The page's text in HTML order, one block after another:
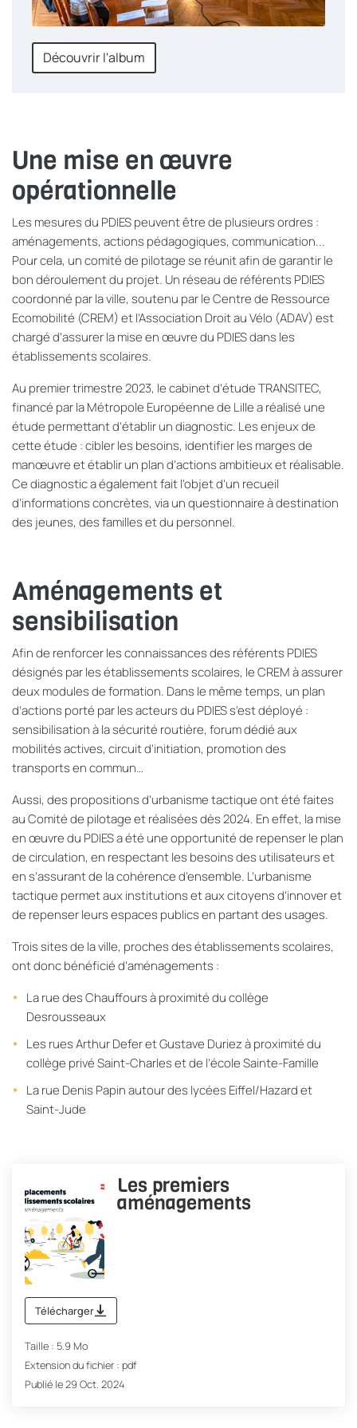
Découvrir l'album
Une mise en œuvre
opérationnelle
Les mesures du PDIES peuvent être de plusieurs ordres :
aménagements, actions pédagogiques, communication...
Pour cela, un comité de pilotage se réunit afinde garantir le
bon déroulement du projet. Un réseau de référentsPDIES
coordonné par la ville, soutenu par leCentre de Ressource
Ecomobilité (CREM)et l’Association Droit au Vélo (ADAV)est
chargé d’assurerla mise en œuvredu PDIESdans les
établissements scolaires.
Au premier trimestre 2023, le cabinet d’étude TRANSITEC,
financé par la Métropole Européenne de Lille a réalisé une
étude permettant d’établirun diagnostic. Les enjeux de
cette étude :cibler les besoins, identifier les marges de
manœuvre et établir un plan d’actions ambitieux et réalisable.
Ce diagnostic a également fait l’objet d’un recueil
d’informations concrètes, via un questionnaire à destination
des jeunes, des familles et du personnel.
Aménagements et
sensibilisation
Afin de renforcer les connaissances des référents PDIES
désignés par les établissementsscolaires, le CREMàassurer
deux modules de formation. Dansle même temps, un plan
d’actionsporté par les acteurs du PDIES s’est déployé :
sensibilisation à la sécurité routière, forum dédié aux
mobilités actives, circuit d’initiation, promotion des
transportsen commun…
Aussi, des propositions d’urbanisme tactique ont été faites
au Comité de pilotage et réaliséesdès 2024. En effet, la mise
en œuvre du PDIES a été une opportunité de repenser le plan
de circulation, en respectant les besoins des utilisateurs et
en s’assurant de la cohérence d’ensemble. L’urbanisme
tactique permet aux institutions et aux citoyens d’innover et
de repenser leurs espaces publics en partant des usages.
Trois sites de la ville, proches des établissements scolaires,
ont donc bénéficié d’aménagements :
La rue des Chauffours à proximité du collège
Desrousseaux
Les rues Arthur Defer et Gustave Duriez à proximité du
collège privé Saint-Charles et de l’école Sainte-Famille
La rue Denis Papin autour des lycées Eiffel/Hazard et
Saint-Jude
Les premiers
aménagements
Télécharger
Taille : 5.9 Mo
Extension du fichier : pdf
Publié le 29 Oct. 2024